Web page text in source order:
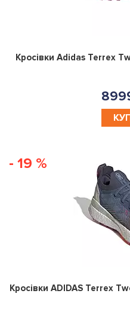
Кросівки Adidas Terrex
- 19 %
Кросівки ADIDAS Terrex